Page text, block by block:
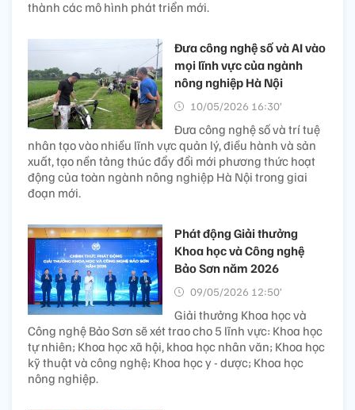
thành các mô hình phát triển mới.
Đưa công nghệ số và AI vào
mọi lĩnh vực của ngành
nông nghiệp Hà Nội
10/05/2026 16:30’
Đưa công nghệ số và trí tuệ
nhân tạo vào nhiều lĩnh vực quản lý, điều hành và sản
xuất, tạo nền tảng thúc đẩy đổi mới phương thức hoạt
động của toàn ngành nông nghiệp Hà Nội trong giai
đoạn mới.
Phát động Giải thưởng
Khoa học và Công nghệ
Bảo Sơn năm 2026
09/05/2026 12:50’
Giải thưởng Khoa học và
Công nghệ Bảo Sơn sẽ xét trao cho 5 lĩnh vực: Khoa học
tự nhiên; Khoa học xã hội, khoa học nhân văn; Khoa học
kỹ thuật và công nghệ; Khoa học y - dược; Khoa học
nông nghiệp.